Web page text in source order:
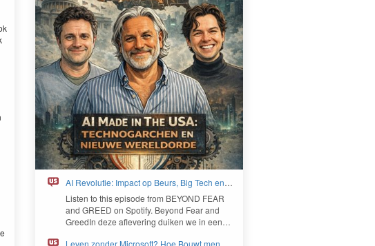
AI Revolutie: Impact op Beurs, Big Tech en
Nieuwe Wereldorde - BEYOND FEAR and
GREED
Lis­ten to this episode from BEYOND FEAR
andGREED on Spo­ti­fy. Beyond Fear and
Greed­In deze aflev­er­ing duiken we in een…
Leven zonder Microsoft? Hoe Bouwt men